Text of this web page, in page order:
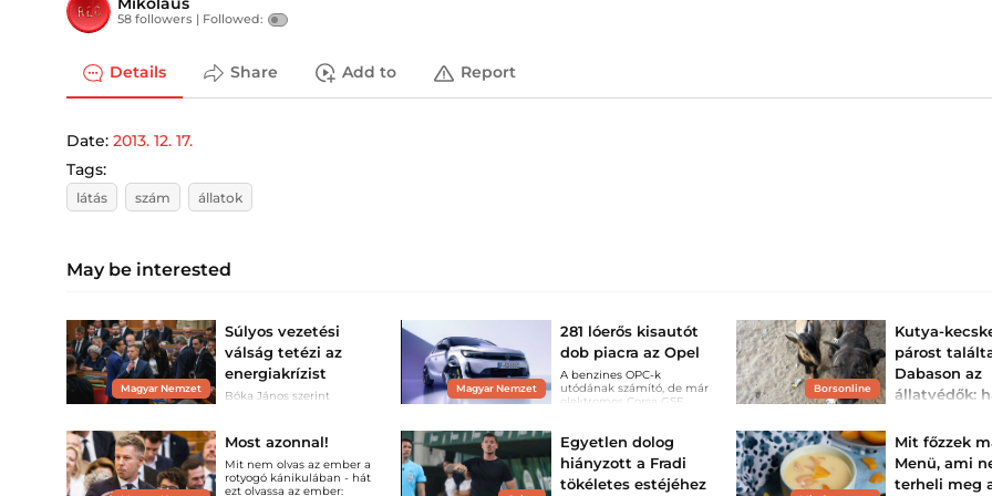
58 followers | Followed:
Details Share Add to Report
Date: 2013. 12. 17.
Tags:
látás szám állatok
May be interested
Magyar Nemzet
Súlyos vezetési
válság tetézi az
energiakrízist
Bóka János szerint
Magyar Nemzet
281 lóerős kisautót
dob piacra az Opel
A benzines OPC-k
utódának számító, de már
elektromos Corsa GSE
Borsonline
Kutya-
párost
Dabason az
állatvédők:
egymástól,
mindketten
hangos...
Most azonnal!
Mit nem olvas az ember a
rotyogó kánikulában - hát
ezt olvassa az ember:
Egyetlen dolog
hiányzott a Fradi
tökéletes estéjéhez
Mit főzzek
Menü, ami
terheli meg